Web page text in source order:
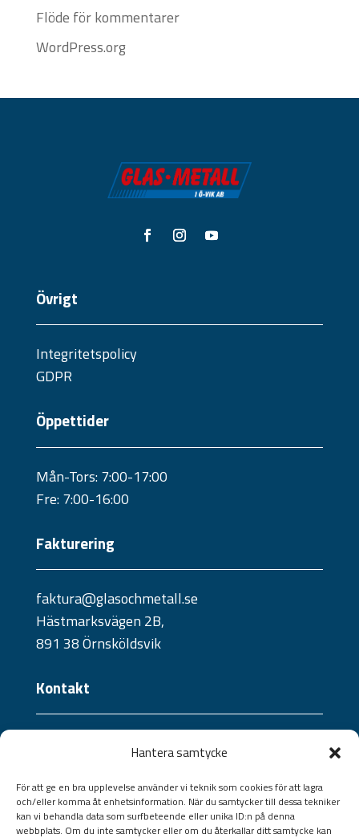
Hantera samtycke
För att ge en bra upplevelse använder vi teknik som cookies för att lagra
och/eller komma åt enhetsinformation. När du samtycker till dessa tekniker
kan vi behandla data som surfbeteende eller unika ID:n på denna
webbplats. Om du inte samtycker eller om du återkallar ditt samtycke kan
Flöde för kommentarer
WordPress.org
Övrigt
Integritetspolicy
GDPR
Öppettider
Mån-Tors: 7:00-17:00
Fre: 7:00-16:00
Fakturering
faktura@glasochmetall.se
Hästmarksvägen 2B,
891 38 Örnsköldsvik
Kontakt
Jourtelefon:
070 - 241 57 09 /073 - 824 36 40
Jourtelefon portar: